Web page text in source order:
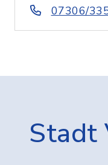
07306/
Stadt